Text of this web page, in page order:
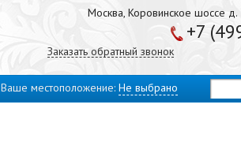
+7
Москва, Коровинское шоссе
Заказать обратный звонок
Ваше местоположение: Не выбрано